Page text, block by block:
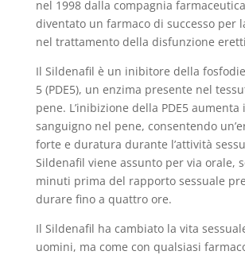
nel 1998 dalla compagnia
diventato un farmaco di successo per
nel trattamento della disfunzione
Il Sildenafil è un inibitore della
5 (PDE5), un enzima presente nel
pene. L’inibizione della PDE5 aumenta
sanguigno nel pene, consentendo
forte e duratura durante l’attività
Sildenafil viene assunto per via orale,
minuti prima del rapporto sessuale
durare fino a quattro ore.
Il Sildenafil ha cambiato la vita
uomini, ma come con qualsiasi